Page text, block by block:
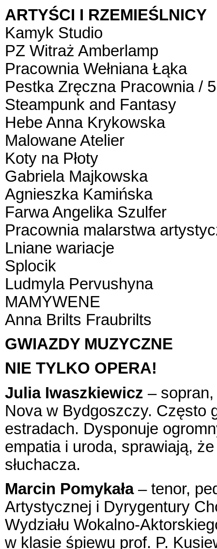
ARTYŚCI I RZEMIEŚLNICY
Kamyk Studio
PZ Witraż Amberlamp
Pracownia Wełniana Łąka
Pestka Zręczna Pracownia /
Steampunk and Fantasy
Hebe Anna Krykowska
Malowane Atelier
Koty na Płoty
Gabriela Majkowska
Agnieszka Kamińska
Farwa Angelika Szulfer
Pracownia malarstwa
Lniane wariacje
Splocik
Ludmyla Pervushyna
MAMYWENE
Anna Brilts Fraubrilts
GWIAZDY MUZYCZNE
NIE TYLKO OPERA!
Julia Iwaszkiewicz –
Nova w Bydgoszczy. Często
estradach. Dysponuje
empatia i uroda, sprawiają,
słuchacza.
Marcin Pomykała– tenor,
Artystycznej i Dyrygentury
Wydziału Wokalno-
w klasie śpiewu prof. P.